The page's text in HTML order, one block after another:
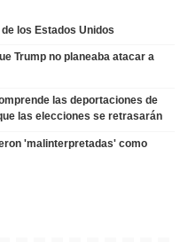
los Estados Unidos
Trump no planeaba atacar a
las deportaciones de
las elecciones se retrasarán
'malinterpretadas' como